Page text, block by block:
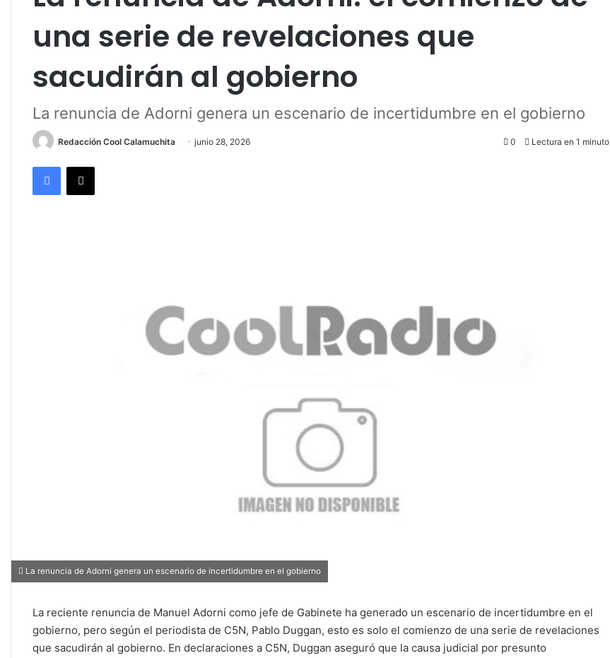
una serie de revelaciones que
sacudirán al gobierno
La renuncia de Adorni genera un escenario de incertidumbre en el gobierno
Redacción Cool Calamuchita junio 28, 2026 0 Lectura en 1 minuto
Facebook
X
La renuncia de Adorni genera un escenario de incertidumbre en el gobierno
La reciente renuncia de Manuel Adorni como jefe de Gabinete ha generado un escenario de incertidumbre en el
gobierno, pero según el periodista de C5N, Pablo Duggan, esto es solo el comienzo de una serie de revelaciones
que sacudirán al gobierno. En declaraciones a C5N, Duggan aseguró que la causa judicial por presunto